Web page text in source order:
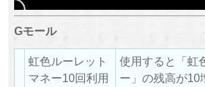
Gモール
虹色ルーレット
マネー10回利用
使用すると「虹
ー」の残高が10